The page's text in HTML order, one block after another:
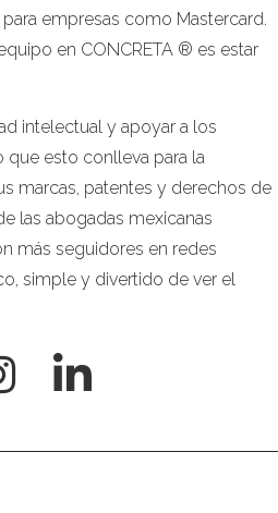
empresas como Mastercard.
en CONCRETA ® es estar
intelectual y apoyar a los
esto conlleva para la
marcas, patentes y derechos de
las abogadas mexicanas
más seguidores en redes
simple y divertido de ver el